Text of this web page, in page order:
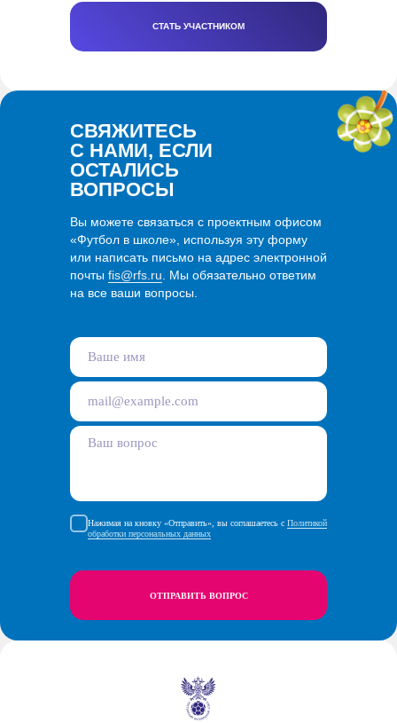
СТАТЬ УЧАСТНИКОМ
СВЯЖИТЕСЬ
С НАМИ, ЕСЛИ
ОСТАЛИСЬ
ВОПРОСЫ
Вы можете связаться с проектным офисом
«Футбол в школе», используя эту форму
или написать письмо на адрес электронной
почты fis@rfs.ru . Мы обязательно ответим
на все ваши вопросы.
Нажимая на кновку «Отправить», вы соглашаетесь с Политикой
обработки персональных данных
ОТПРАВИТЬ ВОПРОС